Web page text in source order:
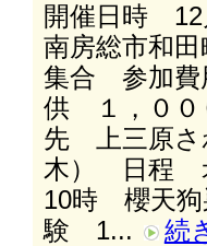
開催日時
南房総市和
集合 参加費
供 １，０
先 上三原さ
木） 日程
10時 櫻天狗
験 1...
続